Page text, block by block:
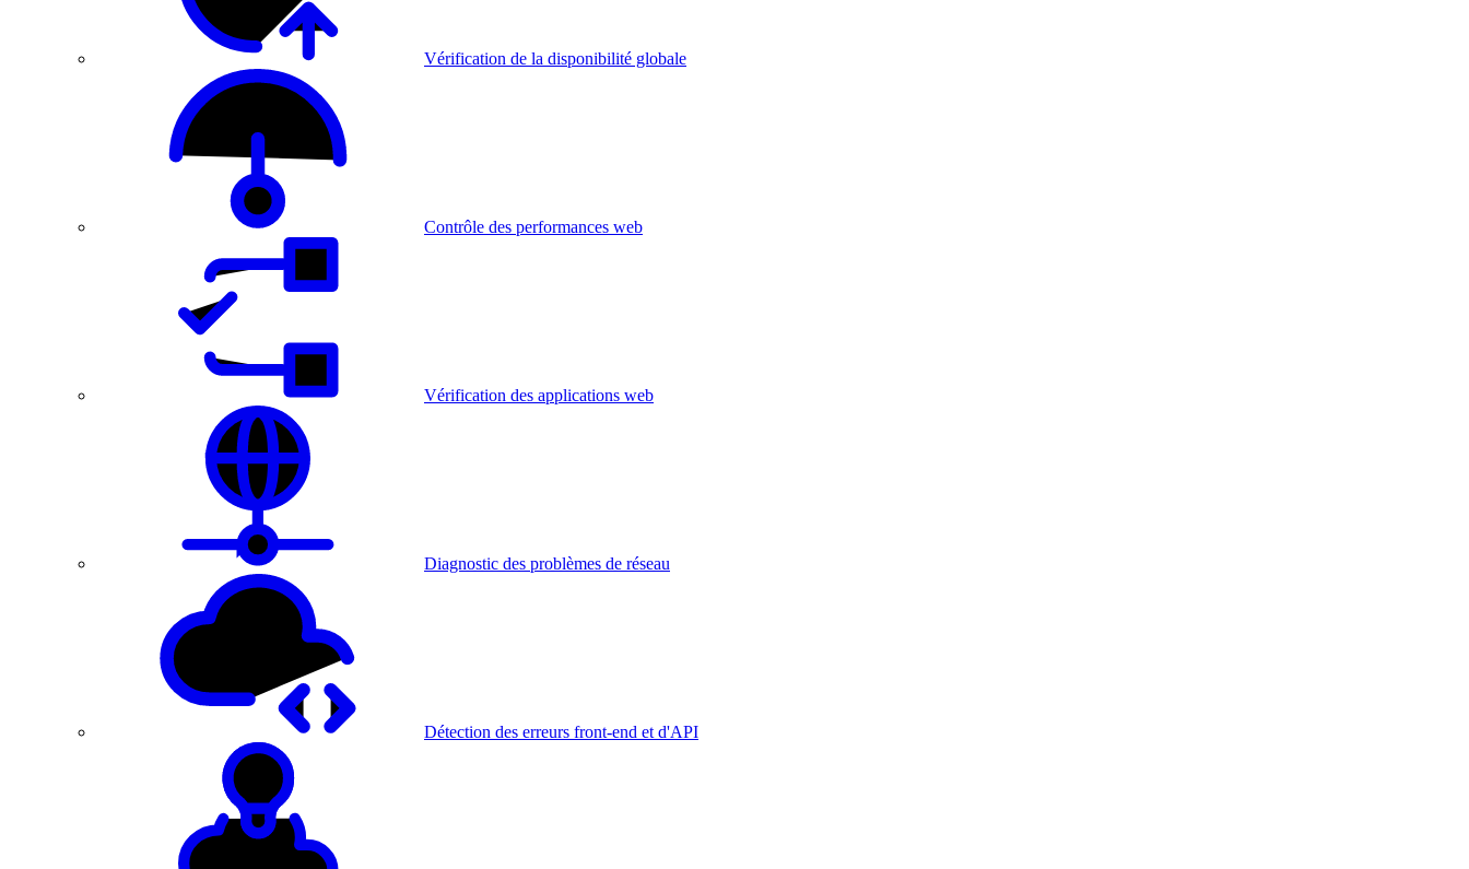
Vérification de la disponibilité globale
Contrôle des performances web
Vérification des applications web
Diagnostic des problèmes de réseau
Détection des erreurs front-end et d'API